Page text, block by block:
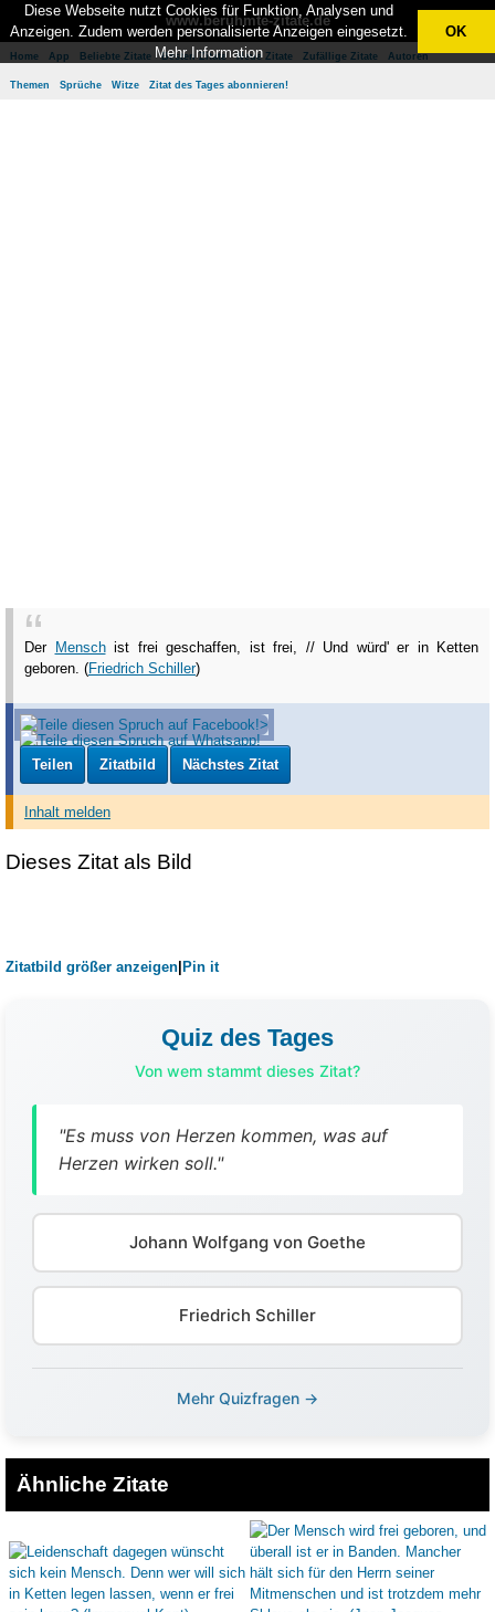
www.berühmte-zitate.de
Home App Beliebte Zitate Besten Zitate Neue Zitate Zufällige Zitate Autoren
Themen Sprüche Witze Zitat des Tages abonnieren!
Der Menschist frei geschaffen, ist frei, // Und würd' er in Ketten
geboren. (Friedrich Schiller)
Teilen Zitatbild Nächstes Zitat
Inhalt melden
Dieses Zitat als Bild
Zitatbild größer anzeigen Pin it
Quiz des Tages
Von wem stammt dieses Zitat?
"Es muss von Herzen kommen, was auf
Herzen wirken soll."
Johann Wolfgang von Goethe
Friedrich Schiller
Mehr Quizfragen →
Ähnliche Zitate
Diese Webseite nutzt Cookies für Funktion, Analysen und
Anzeigen. Zudem werden personalisierte Anzeigen eingesetzt.
Mehr Information
OK